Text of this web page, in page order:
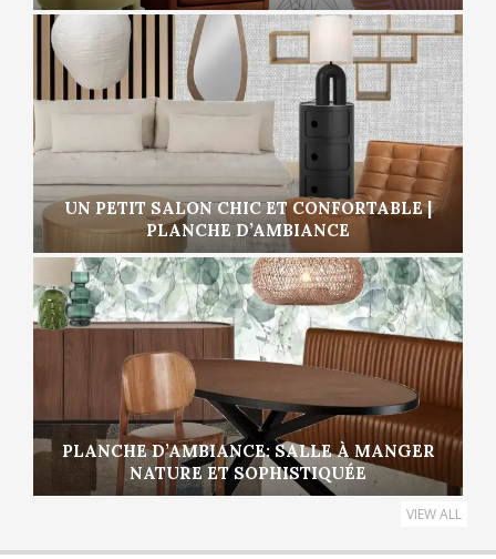
UN PETIT SALON CHIC ET CONFORTABLE |
PLANCHE D’AMBIANCE
PLANCHE D’AMBIANCE: SALLE À MANGER
NATURE ET SOPHISTIQUÉE
VIEW ALL